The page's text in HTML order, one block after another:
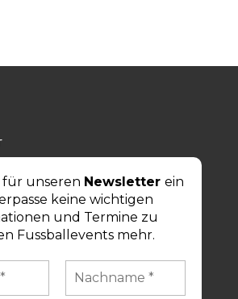
für unseren Newsletter ein
keine wichtigen
und Termine zu
Fussballevents mehr.